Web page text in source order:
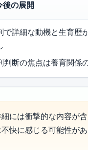
後の展開
で詳細な動機と生育歴
判断の焦点は養育関係
には衝撃的な内容が
不快に感じる可能性が